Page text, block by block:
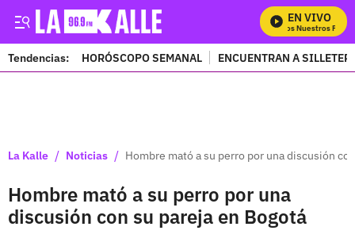
EN VIVO
Mira Todos Nuestros
Tendencias: HORÓSCOPO SEMANAL ENCUENTRAN A
La Kalle / Noticias / Hombre mató a su perro por una discusión
Hombre mató a su perro por una
discusión con su pareja en Bogotá